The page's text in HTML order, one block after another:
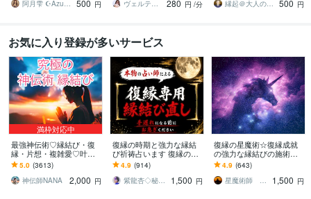
しあなたを導きます
阿月雫 ☪︎Azuki☪︎
500 円
最短ルートを導きます
ヴェルティーナ
280 円 /分
て復縁成就へ導きます
縁起＠大人の恋愛占い師
500 円
お気に入り登録が多いサービス
満枠対応中
最強神伝術♡縁結び・復
縁・片想・複雑愛♡叶え
ます 片想い・復縁・結
婚・金運等、様々なご縁
を結び幸せへと導きます
5.0 (3613)
神伝師NANA
2,000 円
復縁の時期と強力な縁結
び祈祷占います 復縁の時
期を霊視し、早めるアド
バイス、強力な縁結び祈
祷。
4.9 (914)
紫龍杏◇秘伝の縁結び祈祷師
1,500 円
復縁の星魔術☆復縁成就
の強力な縁結びの施術を
します 【依頼500件以
上】守護星が復縁を成就
させます。
4.9 (643)
星魔術師 希空（ノア）
1,500 円